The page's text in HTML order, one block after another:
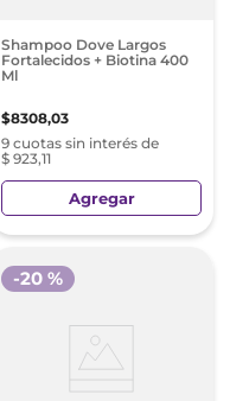
Shampoo Dove Largos
Fortalecidos + Biotina 400
Ml
$8308,03
9 cuotas sin interés de
$ 923,11
Agregar
-20 %